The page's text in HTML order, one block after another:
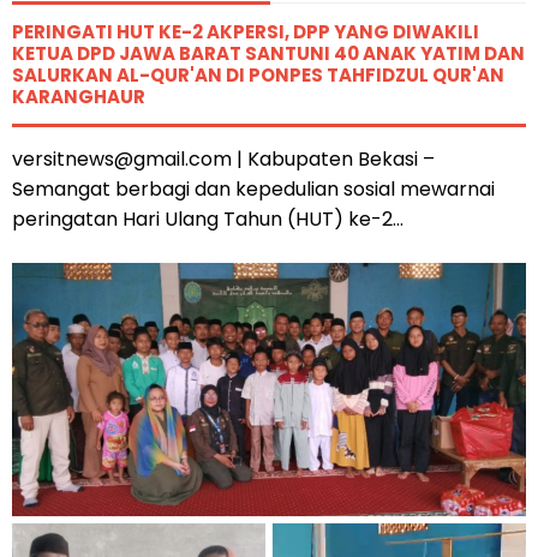
PERINGATI HUT KE-2 AKPERSI, DPP YANG DIWAKILI
KETUA DPD JAWA BARAT SANTUNI 40 ANAK YATIM DAN
SALURKAN AL-QUR'AN DI PONPES TAHFIDZUL QUR'AN
KARANGHAUR
versitnews@gmail.com | Kabupaten Bekasi –
Semangat berbagi dan kepedulian sosial mewarnai
peringatan Hari Ulang Tahun (HUT) ke-2...